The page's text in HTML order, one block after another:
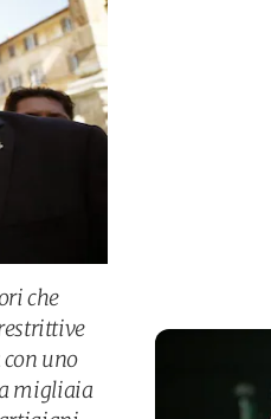
che
uno
migliaia